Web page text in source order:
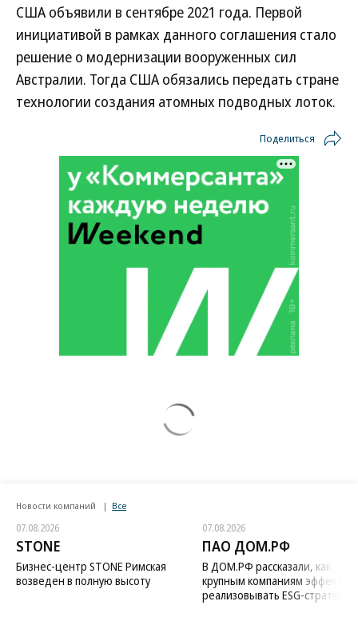
США объявили в сентябре 2021 года. Первой
инициативой в рамках данного соглашения стало
решение о модернизации вооруженных сил
Австралии. Тогда США обязались передать стране
технологии создания атомных подводных лоток.
Поделиться
Новости компаний Все
07.08.2026
STONE
Бизнес-центр STONE Римская
возведен в полную высоту
07.08.2026
ПАО ДОМ.РФ
В ДОМ.РФ рассказали, как
крупным компаниям
реализовывать ESG-стратегию